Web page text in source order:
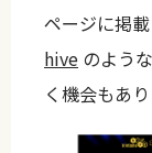
ページに掲
hive のよう
く機会もあり